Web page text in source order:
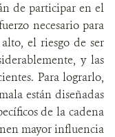
de participar en el
necesario para
el riesgo de ser
y las
Para lograrlo,
están diseñadas
de la cadena
mayor influencia